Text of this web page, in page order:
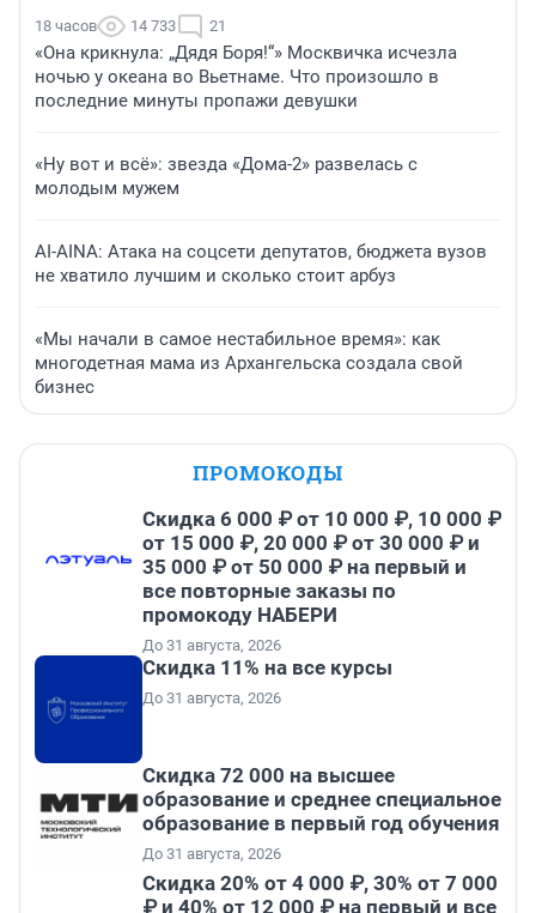
18 часов 14 733 21
«Она крикнула: „Дядя Боря!“» Москвичка исчезла
ночью у океана во Вьетнаме. Что произошло в
последние минуты пропажи девушки
«Ну вот и всё»: звезда «Дома-2» развелась с
молодым мужем
AI-AINA: Атака на соцсети депутатов, бюджета вузов
не хватило лучшим и сколько стоит арбуз
«Мы начали в самое нестабильное время»: как
многодетная мама из Архангельска создала свой
бизнес
ПРОМОКОДЫ
Скидка 6 000 ₽ от 10 000 ₽, 10 000 ₽
от 15 000 ₽, 20 000 ₽ от 30 000 ₽ и
35 000 ₽ от 50 000 ₽ на первый и
все повторные заказы по
промокоду НАБЕРИ
До 31 августа, 2026
Скидка 11% на все курсы
До 31 августа, 2026
Скидка 72 000 на высшее
образование и среднее специальное
образование в первый год обучения
До 31 августа, 2026
Скидка 20% от 4 000 ₽, 30% от 7 000
₽ и 40% от 12 000 ₽ на первый и все